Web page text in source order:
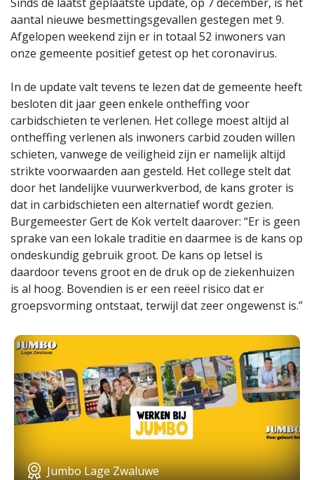
aantal nieuwe besmettingsgevallen gestegen met 9.
Afgelopen weekend zijn er in totaal 52 inwoners van
onze gemeente positief getest op het coronavirus.
In de update valt tevens te lezen dat de gemeente heeft
besloten dit jaar geen enkele ontheffing voor
carbidschieten te verlenen. Het college moest altijd al
ontheffing verlenen als inwoners carbid zouden willen
schieten, vanwege de veiligheid zijn er namelijk altijd
strikte voorwaarden aan gesteld. Het college stelt dat
door het landelijke vuurwerkverbod, de kans groter is
dat in carbidschieten een alternatief wordt gezien.
Burgemeester Gert de Kok vertelt daarover: “Er is geen
sprake van een lokale traditie en daarmee is de kans op
ondeskundig gebruik groot. De kans op letsel is
daardoor tevens groot en de druk op de ziekenhuizen
is al hoog. Bovendien is er een reëel risico dat er
groepsvorming ontstaat, terwijl dat zeer ongewenst is.”
Jumbo Lage Zwaluwe